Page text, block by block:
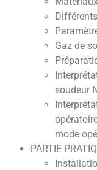
Gaz de
soudeur
mode
PARTIE